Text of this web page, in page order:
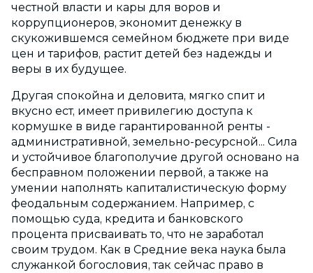
честной власти и кары для воров и
коррупционеров, экономит денежку в
скукожившемся семейном бюджете при виде
цен и тарифов, растит детей без надежды и
веры в их будущее.
Другая спокойна и деловита, мягко спит и
вкусно ест, имеет привилегию доступа к
кормушке в виде гарантированной ренты -
административной, земельно-ресурсной... Сила
и устойчивое благополучие другой основано на
бесправном положении первой, а также на
умении наполнять капиталистическую форму
феодальным содержанием. Например, с
помощью суда, кредита и банковского
процента присваивать то, что не заработал
своим трудом. Как в Средние века наука была
служанкой богословия, так сейчас право в